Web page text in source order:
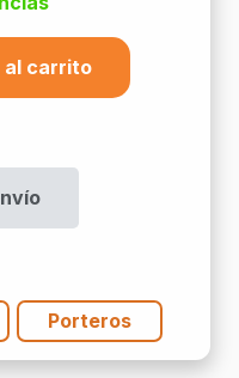
al carrito
Porteros